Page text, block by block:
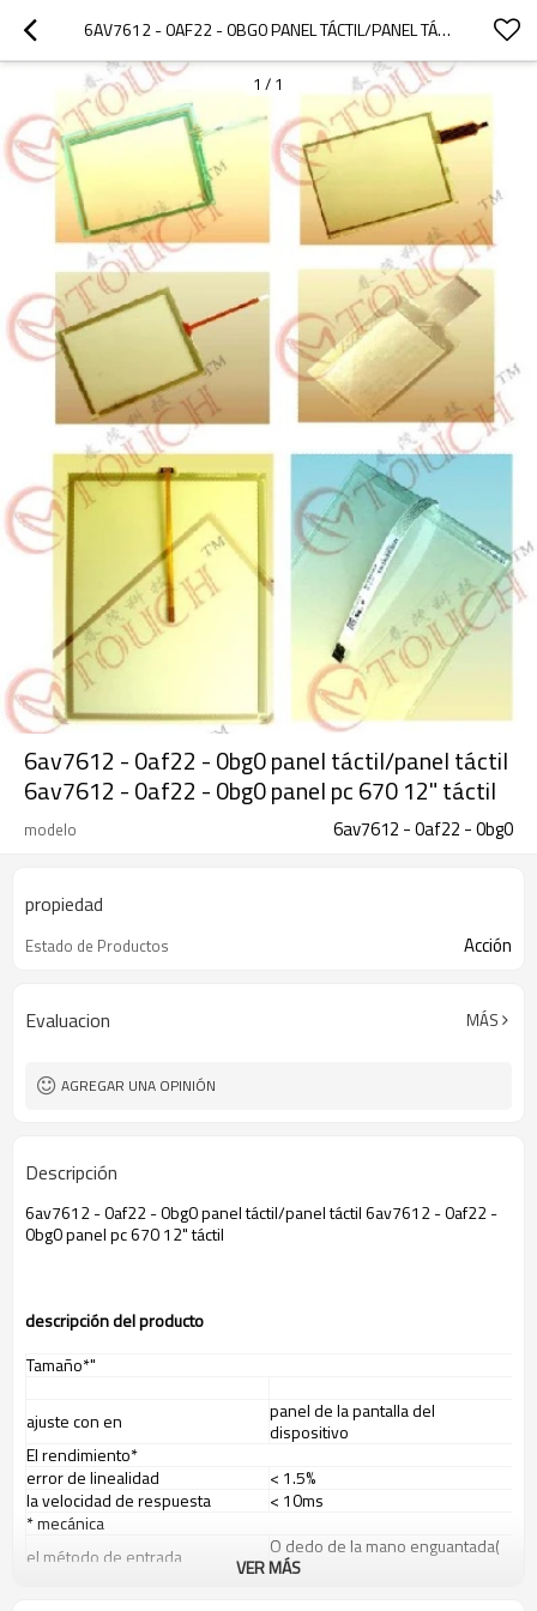
6AV7612 - 0AF22 - 0BG0 PANEL TÁCTIL/PANEL TÁCTIL 6AV7612 - 0AF22 - 0BG0 PANEL PC 670 12" TÁCTIL
1 / 1
6av7612 - 0af22 - 0bg0 panel táctil/panel táctil
6av7612 - 0af22 - 0bg0 panel pc 670 12" táctil
modelo 6av7612 - 0af22 - 0bg0
propiedad
Estado de Productos Acción
Evaluacion MÁS
AGREGAR UNA OPINIÓN
Descripción
6av7612 - 0af22 - 0bg0 panel táctil/panel táctil 6av7612 - 0af22 -
0bg0 panel pc 670 12" táctil
descripción del producto
Tamaño*"
ajuste con en
panel de la pantalla del
dispositivo
El rendimiento*
error de linealidad
< 1.5%
la velocidad de respuesta
< 10ms
* mecánica
el método de entrada
O dedo de la mano enguantada(
de goma, tela o de cuero)
VER MÁS